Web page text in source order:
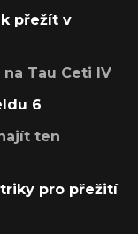
přežít v
Tau Ceti IV
6
ten
pro přežití